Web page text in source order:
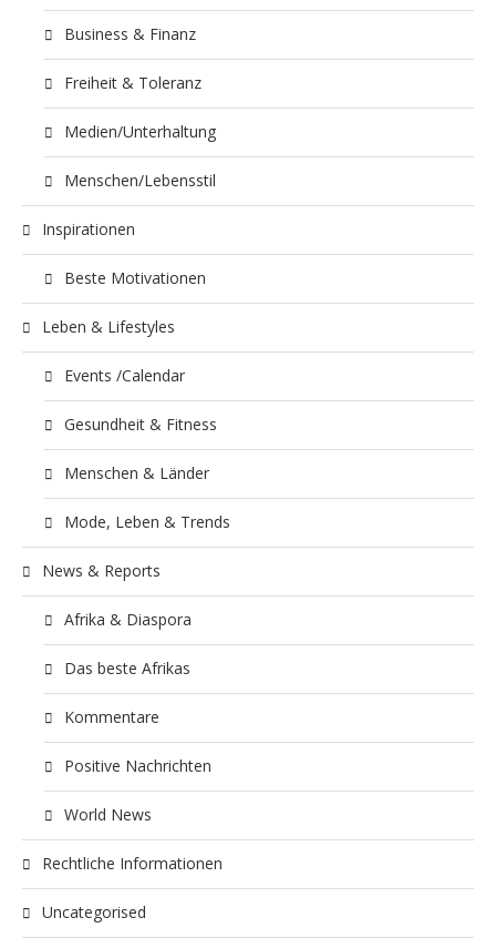
Business & Finanz
Freiheit & Toleranz
Medien/Unterhaltung
Menschen/Lebensstil
Inspirationen
Beste Motivationen
Leben & Lifestyles
Events /Calendar
Gesundheit & Fitness
Menschen & Länder
Mode, Leben & Trends
News & Reports
Afrika & Diaspora
Das beste Afrikas
Kommentare
Positive Nachrichten
World News
Rechtliche Informationen
Uncategorised